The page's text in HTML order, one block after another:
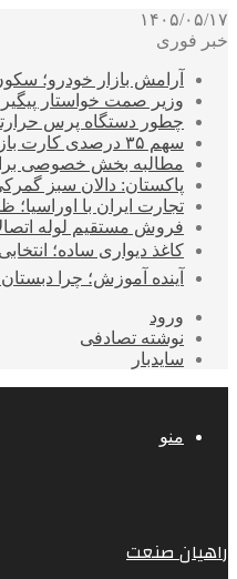
۱۴۰۵/۰۵/۱۷
خبر فوری
آرامش بازار خودرو؛
وزیر صمت خواستار
چطور دستگاه پرس
سهم ۳۵ درصدی کارت بازرگانی اجاره‌ای از عدم ایفای تعهدات ارزی صادراتی
مطالبه بخش خصوصی
پاکستان: دالان سبز
تجارت ایران با
فروش مستقیم لوله
کاغذ دیواری ساده؛
آینده آموزش؛ چرا
ورود
نوشته تصادفی
سایدبار
منو
راهیان صنعت